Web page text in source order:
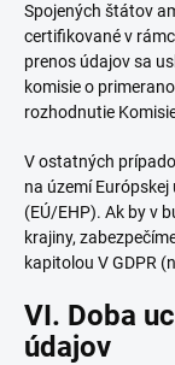
Spojených štátov
certifikované v
prenos údajov sa
komisie o
rozhodnutie
V ostatných
na území
(EÚ/EHP). Ak by v
krajiny,
kapitolou V GDPR
VI. Doba
údajov